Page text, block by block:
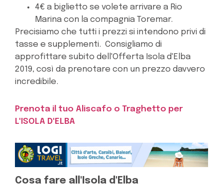
4€ a biglietto se volete arrivare a Rio
Marina con la compagnia Toremar.
Precisiamo che tutti i prezzi si intendono privi di
tasse e supplementi. Consigliamo di
approfittare subito dell'Offerta Isola d'Elba
2019, così da prenotare con un prezzo davvero
incredibile.
Prenota il tuo Aliscafo o Traghetto per
L'ISOLA D'ELBA
Cosa fare all'Isola d'Elba